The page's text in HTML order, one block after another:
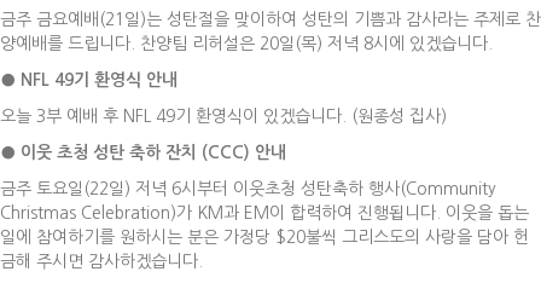
금주 금요예배(21일)는 성탄절을 맞이하여 성탄의 기쁨과 감사라는 주제로 찬
양예배를 드립니다. 찬양팀 리허설은 20일(목) 저녁 8시에 있겠습니다.
● NFL 49기 환영식 안내
오늘 3부 예배 후 NFL 49기 환영식이 있겠습니다. (원종성 집사)
● 이웃 초청 성탄 축하 잔치 (CCC) 안내
금주 토요일(22일) 저녁 6시부터 이웃초청 성탄축하 행사(Community
Christmas Celebration)가 KM과 EM이 합력하여 진행됩니다. 이웃을 돕는
일에 참여하기를 원하시는 분은 가정당 $20불씩 그리스도의 사랑을 담아 헌
금해 주시면 감사하겠습니다.